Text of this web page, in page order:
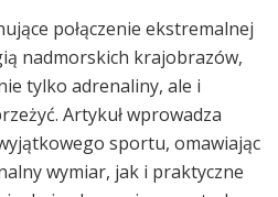
połączenie ekstremalnej
nadmorskich krajobrazów,
tylko adrenaliny, ale i
Artykuł wprowadza
sportu, omawiając
wymiar, jak i praktyczne